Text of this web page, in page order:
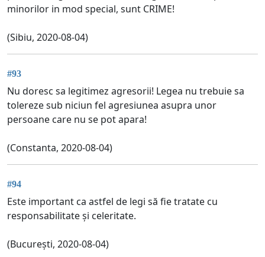
minorilor in mod special, sunt CRIME!
(Sibiu, 2020-08-04)
#93
Nu doresc sa legitimez agresorii! Legea nu trebuie sa
tolereze sub niciun fel agresiunea asupra unor
persoane care nu se pot apara!
(Constanta, 2020-08-04)
#94
Este important ca astfel de legi să fie tratate cu
responsabilitate și celeritate.
(București, 2020-08-04)